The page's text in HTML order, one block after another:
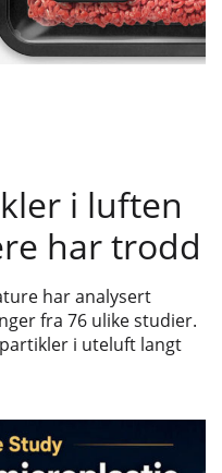
i luften
har trodd
har analysert
fra 76 ulike studier.
i uteluft langt